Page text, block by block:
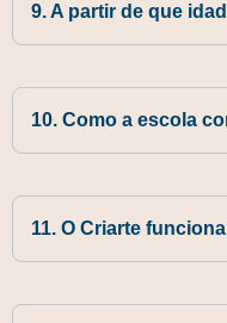
9. A partir de que
10. Como a escola
11. O Criarte